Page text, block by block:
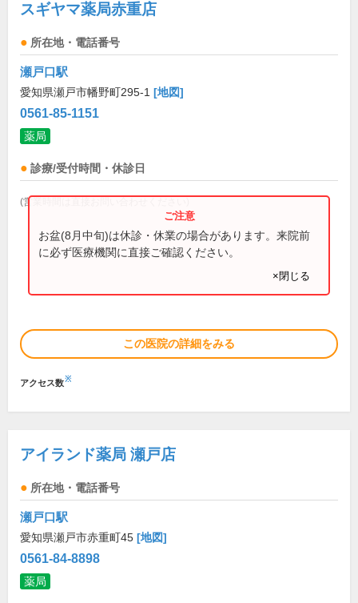
スギヤマ薬局赤重店
所在地・電話番号
瀬戸口駅
愛知県瀬戸市幡野町295-1 [地図]
0561-85-1151
薬局
診療/受付時間・休診日
(営業時間は直接お問い合わせください)
お盆(8月中旬)は休診・休業の場合があります。来院前
に必ず医療機関に直接ご確認ください。
×閉じる
この医院の詳細をみる
アクセス数※
アイランド薬局 瀬戸店
所在地・電話番号
瀬戸口駅
愛知県瀬戸市赤重町45 [地図]
0561-84-8898
薬局